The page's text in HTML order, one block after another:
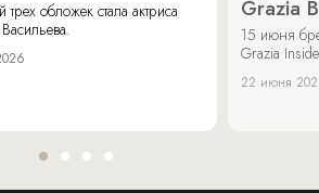
трех обложек стала актриса
Grazia
15 июня
Grazia
22 июня